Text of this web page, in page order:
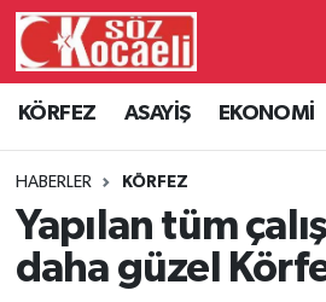
KÖRFEZ ASAYİŞ EKONOMİ
HABERLER KÖRFEZ
Yapılan tüm
daha güzel
Kocaeli Hava Durumu
Kocaeli Namaz Vakitleri
Kocaeli Trafik Yoğunluk